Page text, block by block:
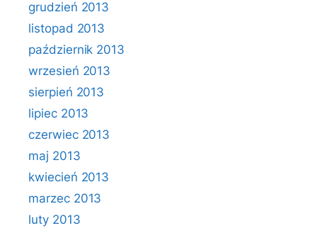
grudzień 2013
listopad 2013
październik 2013
wrzesień 2013
sierpień 2013
lipiec 2013
czerwiec 2013
maj 2013
kwiecień 2013
marzec 2013
luty 2013